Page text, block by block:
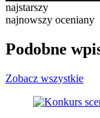
najstarszy
najnowszy oceniany
Podobne
Zobacz wszystkie